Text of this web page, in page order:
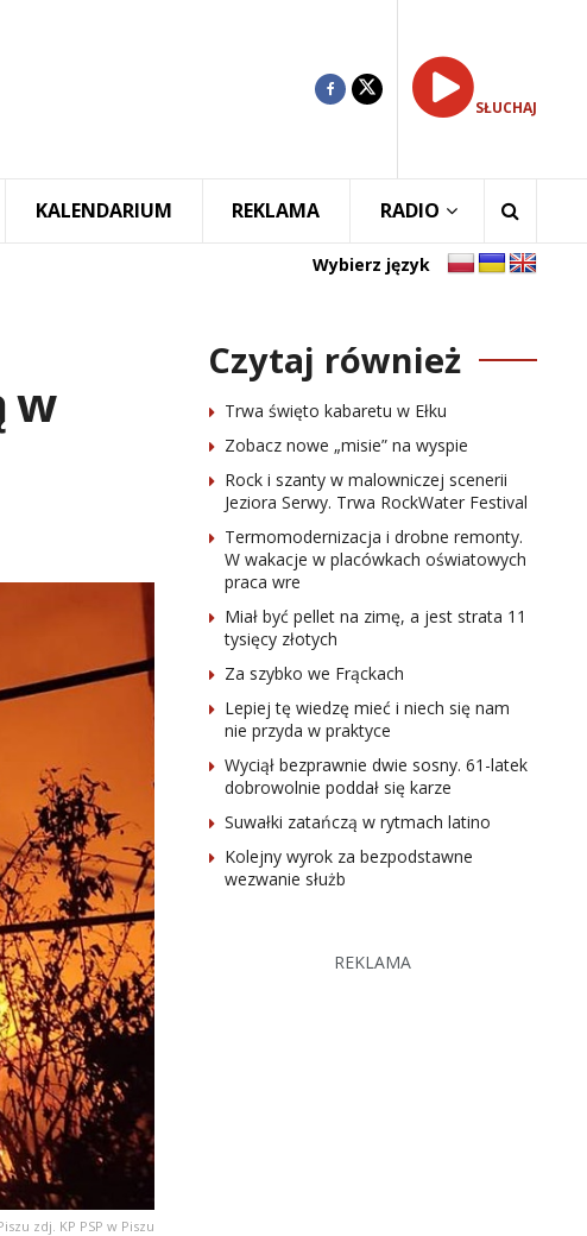
SŁUCHAJ
KALENDARIUM REKLAMA RADIO
Wybierz język
w
zdj. KP PSP w Piszu
Czytaj również
Trwa święto kabaretu w Ełku
Zobacz nowe „misie” na wyspie
Rock i szanty w malowniczej scenerii
Jeziora Serwy. Trwa RockWater Festival
Termomodernizacja i drobne remonty.
W wakacje w placówkach oświatowych
praca wre
Miał być pellet na zimę, a jest strata 11
tysięcy złotych
Za szybko we Frąckach
Lepiej tę wiedzę mieć i niech się nam
nie przyda w praktyce
Wyciął bezprawnie dwie sosny. 61-latek
dobrowolnie poddał się karze
Suwałki zatańczą w rytmach latino
Kolejny wyrok za bezpodstawne
wezwanie służb
REKLAMA